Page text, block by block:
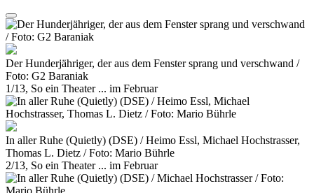
Der Hunderjähriger, der aus dem Fenster sprang und verschwand /
Foto: G2 Baraniak
1/13, So ein Theater ... im Februar
In aller Ruhe (Quietly) (DSE) / Heimo Essl, Michael Hochstrasser,
Thomas L. Dietz / Foto: Mario Bührle
2/13, So ein Theater ... im Februar